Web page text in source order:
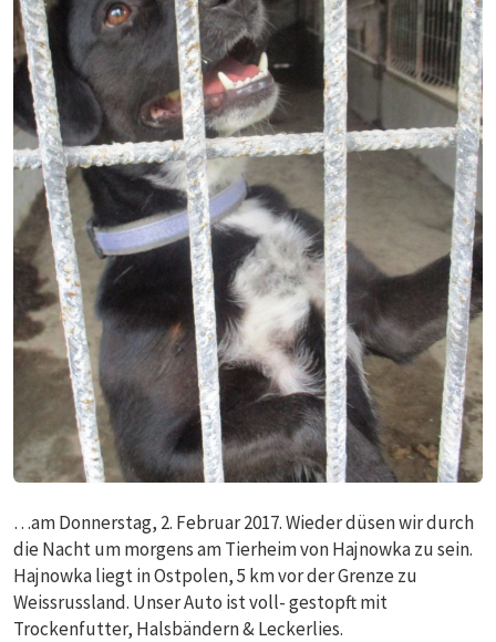
…am Donnerstag, 2. Februar 2017. Wieder düsen wir durch
die Nacht um morgens am Tierheim von Hajnowka zu sein.
Hajnowka liegt in Ostpolen, 5 km vor der Grenze zu
Weissrussland. Unser Auto ist voll- gestopft mit
Trockenfutter, Halsbändern & Leckerlies.